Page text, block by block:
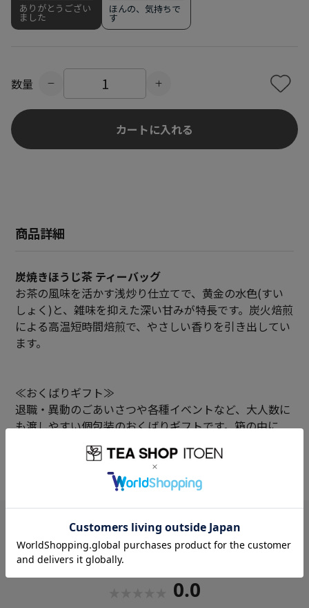
ありがとうござい
ました
ほんの、気持ちで
す
数量
カートに入れる
商品詳細
炭焼きほうじ茶 ティーバッグ
お茶の風味を活かす浅炒り仕立てで、黄金の水色(すい
しょく)と、雑味を抑えた深い甘みが特長です。炭火焙煎
による高温短時間焙煎で、やさしい香りを引き出してい
ます。
≪おくばりギフト≫
退職・異動のごあいさつや各種イベントなど、大人数に
も渡しやすい個包装のおくばりギフトです。箱の中に
は、炭焼きほうじ茶のティーバッグ5袋が入っていま
す。パッケージラベルは「ありがとうございました」
「ほんの気持ちです」の2種類のパターンをご用意しま
レビュー
0.0